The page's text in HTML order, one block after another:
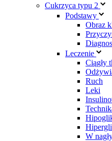
Cukrzyca typu 2
Podstawy
Obraz
Leczenie
Ciągły
Ruch
Leki
W